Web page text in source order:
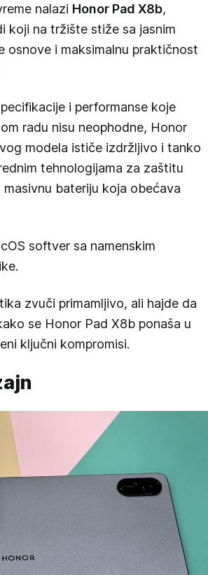
nalazi Honor Pad X8b,
koji na tržište stiže sa jasnim
osnove i maksimalnu praktičnost
i performanse koje
radu nisu neophodne, Honor
modela ističe izdržljivo i tanko
tehnologijama za zaštitu
bateriju koja obećava
softver sa namenskim
zvuči primamljivo, ali hajde da
se Honor Pad X8b ponaša u
ključni kompromisi.